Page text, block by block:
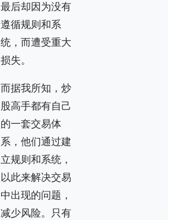
最后却因为没有
遵循规则和系
统，而遭受重大
损失。
而据我所知，炒
股高手都有自己
的一套交易体
系，他们通过建
立规则和系统，
以此来解决交易
中出现的问题，
减少风险。只有